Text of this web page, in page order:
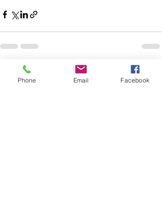
Posts récents Voir tout
Phone Email Facebook